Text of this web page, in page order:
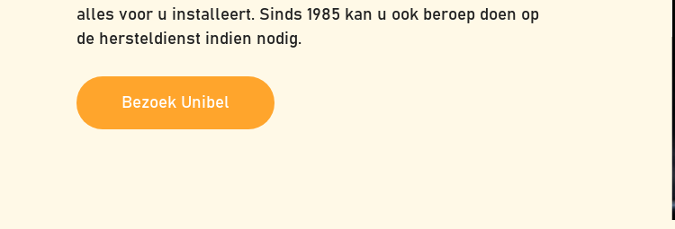
alles voor u installeert. Sinds 1985 kan u ook beroep doen op
de hersteldienst indien nodig.
Bezoek Unibel